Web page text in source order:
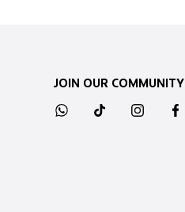
JOIN OUR COMMUNITY
facebook
instagram
tiktok
whatsapp